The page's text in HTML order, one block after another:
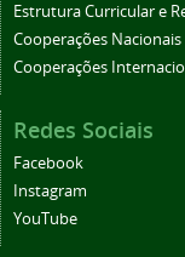
Estrutura Curricular e
Cooperações Nacionais
Cooperações
Redes Sociais
Facebook
Instagram
YouTube